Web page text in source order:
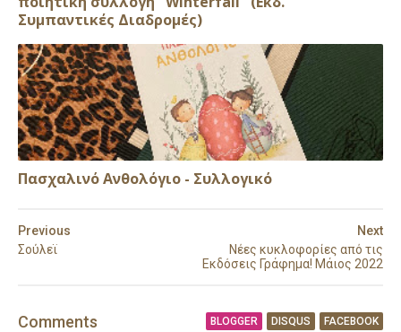
Συμπαντικές Διαδρομές)
Πασχαλινό Ανθολόγιο - Συλλογικό
Next
Νέες κυκλοφορίες από τις
Εκδόσεις Γράφημα! Μάιος 2022
Previous
Σούλεϊ
Comments BLOGGER DISQUS FACEBOOK